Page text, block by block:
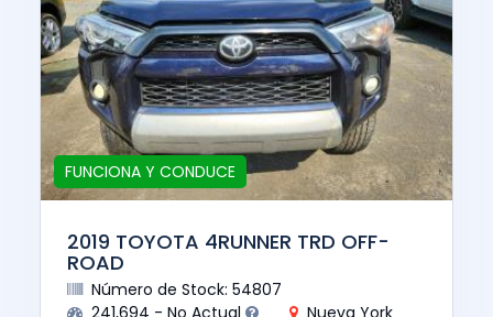
FUNCIONA Y CONDUCE
2019 TOYOTA 4RUNNER TRD OFF-
ROAD
Número de Stock: 54807
241,694 - No Actual
Nueva York